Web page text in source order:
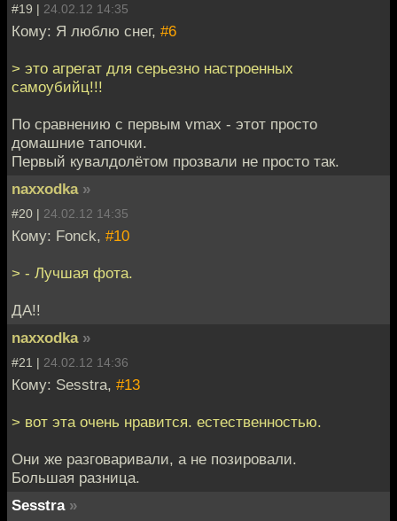
#19 | 24.02.12 14:35
Кому: Я люблю снег, #6
> это агрегат для серьезно настроенных
самоубийц!!!
По сравнению с первым vmax - этот просто
домашние тапочки.
Первый кувалдолётом прозвали не просто так.
naxxodka »
#20 | 24.02.12 14:35
Кому: Fonck, #10
> - Лучшая фота.
ДА!!
naxxodka »
#21 | 24.02.12 14:36
Кому: Sesstra, #13
> вот эта очень нравится. естественностью.
Они же разговаривали, а не позировали.
Большая разница.
Sesstra »